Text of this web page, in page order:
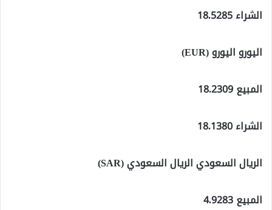
الشراء 18.5285
اليورو اليورو (EUR)
المبيع 18.2309
الشراء 18.1380
الريال السعودي الريال السعودي (SAR)
المبيع 4.9283